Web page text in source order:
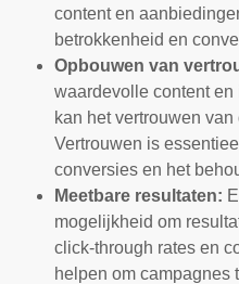
content en
betrokkenheid en
Opbouwen van
waardevolle content
kan het vertrouwen
Vertrouwen is
conversies en het
Meetbare resultaten:
mogelijkheid om
click-through rates en
helpen om campagnes